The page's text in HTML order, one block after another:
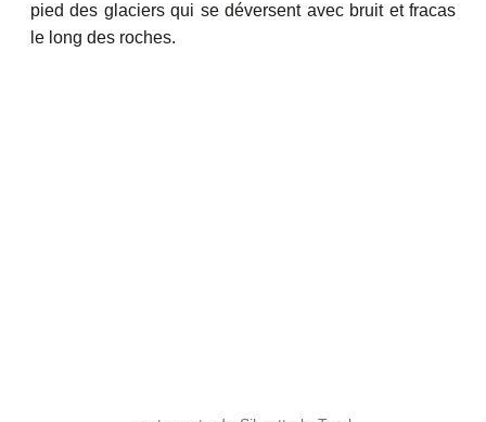
pied des glaciers qui se déversent avec bruit et fracas
le long des roches.